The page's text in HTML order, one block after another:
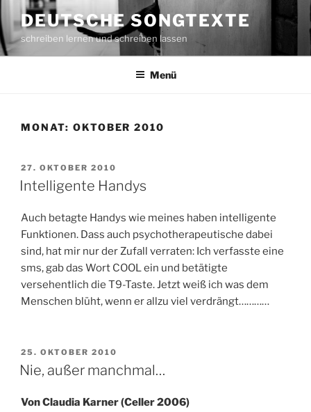
Zum
Inhalt
springen
DEUTSCHE SONGTEXTE
schreiben lernen und schreiben lassen
Menü
MONAT: OKTOBER 2010
VERÖFFENTLICHT
AM
27. OKTOBER 2010
Intelligente Handys
Auch betagte Handys wie meines haben intelligente
Funktionen. Dass auch psychotherapeutische dabei
sind, hat mir nur der Zufall verraten: Ich verfasste eine
sms, gab das Wort COOL ein und betätigte
versehentlich die T9-Taste. Jetzt weiß ich was dem
Menschen blüht, wenn er allzu viel verdrängt…………
VERÖFFENTLICHT
AM
25. OKTOBER 2010
Nie, außer manchmal…
Von Claudia Karner (Celler 2006)